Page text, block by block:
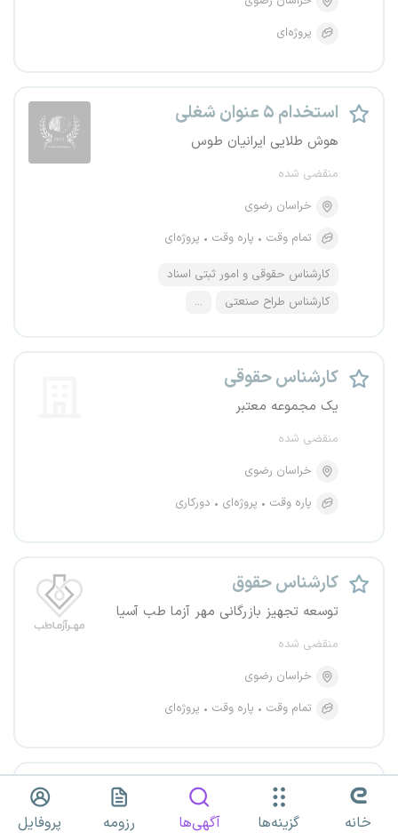
پروژه‌ای
استخدام ۵ عنوان شغلی
هوش طلایی ایرانیان طوس
منقضی شده
خراسان رضوی
تمام وقت
پاره وقت پروژه‌ای
کارشناس حقوقی و امور ثبتی اسناد
کارشناس طراح صنعتی
...
کارشناس حقوقی
یک مجموعه معتبر
منقضی شده
خراسان رضوی
پاره وقت
پروژه‌ای دورکاری
کارشناس حقوق
توسعه تجهیز بازرگانی مهر آزما طب آسیا
منقضی شده
خراسان رضوی
تمام وقت
پاره وقت پروژه‌ای
کارشناس حقوق
توسعه تجهیز بازرگانی مهر آزما طب آسیا خانه گزینه‌ها آگهی‌ها رزومه پروفایل